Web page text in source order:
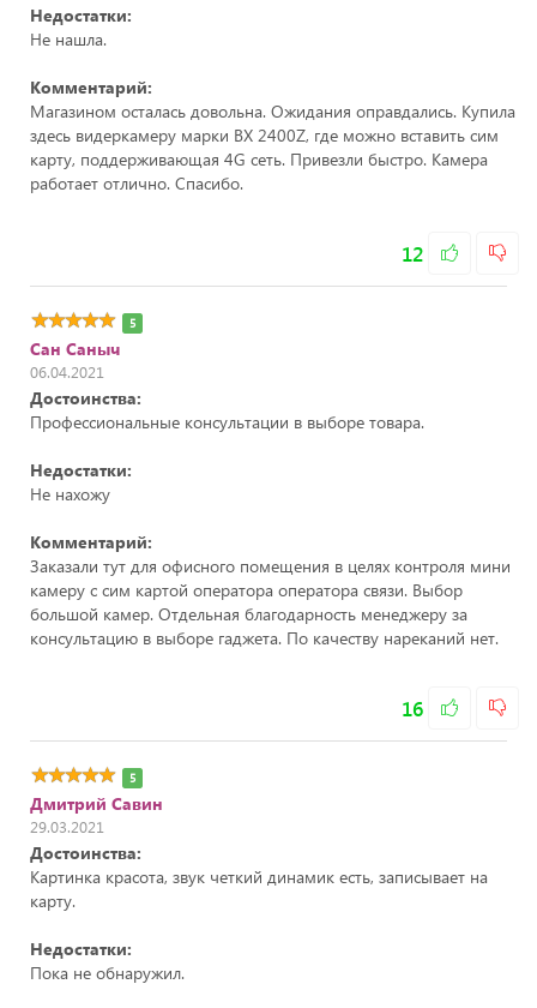
Недостатки:
Не нашла.
Комментарий:
Магазином осталась довольна. Ожидания оправдались. Купила
здесь видеркамеру марки ВХ 2400Z, где можно вставить сим
карту, поддерживающая 4G cеть. Привезли быстро. Камера
работает отлично. Спасибо.
12
5
Сан Саныч
06.04.2021
Достоинства:
Профессиональные консультации в выборе товара.
Недостатки:
Не нахожу
Комментарий:
Заказали тут для офисного помещения в целях контроля мини
камеру с сим картой оператора оператора связи. Выбор
большой камер. Отдельная благодарность менеджеру за
консультацию в выборе гаджета. По качеству нареканий нет.
16
5
Дмитрий Савин
29.03.2021
Достоинства:
Картинка красота, звук четкий динамик есть, записывает на
карту.
Недостатки:
Пока не обнаружил.